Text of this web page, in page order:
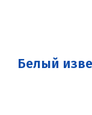
Белый